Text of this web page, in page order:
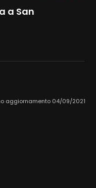
a San
aggiornamento 04/09/2021